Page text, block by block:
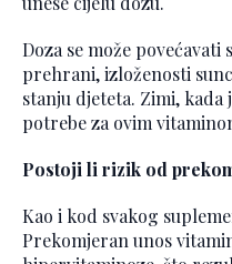
Doza se može povećavati
prehrani, izloženosti
stanju djeteta. Zimi, kada
potrebe za ovim
Postoji li rizik od
Kao i kod svakog
Prekomjeran unos